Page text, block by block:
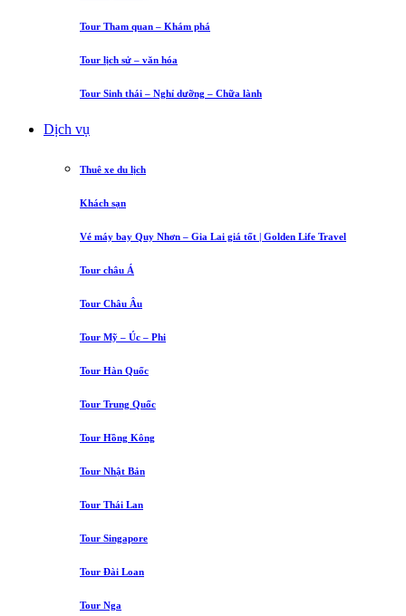
Tour Tham quan – Khám phá
Tour lịch sử – văn hóa
Tour Sinh thái – Nghỉ dưỡng – Chữa lành
Dịch vụ
Thuê xe du lịch
Khách sạn
Vé máy bay Quy Nhơn – Gia Lai giá tốt | Golden Life Travel
Tour châu Á
Tour Châu Âu
Tour Mỹ – Úc – Phi
Tour Hàn Quốc
Tour Trung Quốc
Tour Hồng Kông
Tour Nhật Bản
Tour Thái Lan
Tour Singapore
Tour Đài Loan
Tour Nga